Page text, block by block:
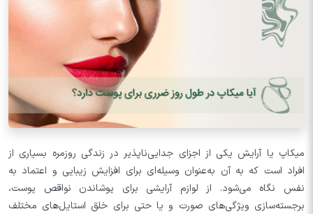
میکاپ یا آرایش یکی از اجزای جدایی‌ناپذیر در زندگی روزمره بسیاری از
افراد است که به آن به‌عنوان وسیله‌ای برای افزایش زیبایی و اعتماد به
نفس نگاه می‌شود. از لوازم آرایشی برای پوشاندن نواقص پوست،
برجسته‌سازی ویژگی‌های صورت و یا حتی برای خلق استایل‌های مختلف